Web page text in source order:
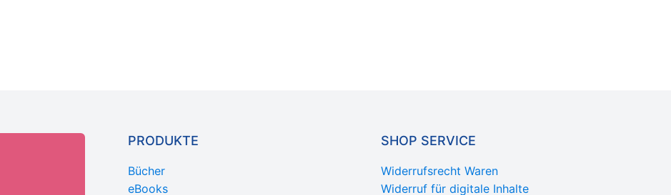
PRODUKTE
Bücher
eBooks
SHOP SERVICE
Widerrufsrecht Waren
Widerruf für digitale Inhalte